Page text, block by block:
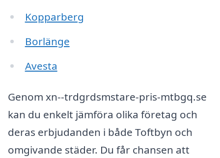
Kopparberg
Borlänge
Avesta
Genom xn--trdgrdsmstare-pris-mtbgq.se
kan du enkelt jämföra olika företag och
deras erbjudanden i både Toftbyn och
omgivande städer. Du får chansen att